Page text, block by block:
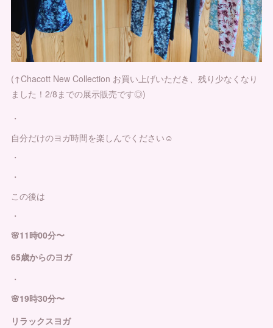
(↑Chacott New Collection お買い上げいただき、残り少なくなり
ました！2/8までの展示販売です◎)
・
自分だけのヨガ時間を楽しんでください☺️
・
・
この後は
・
🌸11時00分〜
65歳からのヨガ
・
🌸19時30分〜
リラックスヨガ